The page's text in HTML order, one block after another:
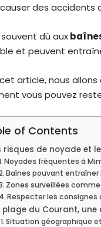
des accidents
souvent dû aux
et peuvent
article, nous
vous pouvez
of Contents
risques de noyade et
Noyades fréquentes à
Baïnes pouvant entraîner
Zones surveillées
Respecter les
plage du Courant,
Situation géographique